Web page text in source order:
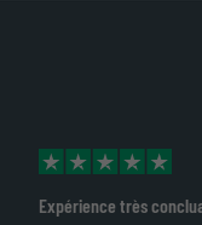
Expérience très